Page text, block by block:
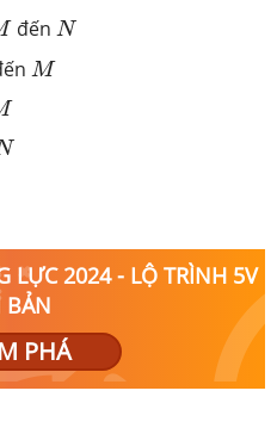
đến N
N
M
M
LỰC 2024 - LỘ TRÌNH 5V
BẢN
PHÁ